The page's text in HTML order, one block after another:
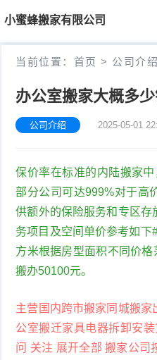
小蜜蜂搬家有限公司
首
页
首
当前位置： 首页 > 公司介绍
办公室搬家大概多
公司介绍 2025-05-01
保价率在标准的内陆搬家中
部分公司可达999%对于高
供额外的保险服务和专区存
务项目及空间单价参考如
方米根据房型面积不同价
搬办50100元。
主营国内跨市搬家同城搬
公室搬迁家具电器拆卸安
问 关注 展开全部 搬家公司